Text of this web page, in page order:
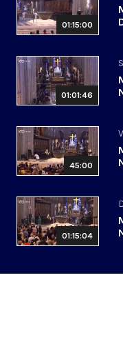
01:15:00
01:01:46
45:00
01:15:04